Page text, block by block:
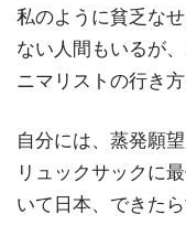
私のように貧乏な
ない人間もいるが
ニマリストの行き
自分には、蒸発願
リュックサックに
いて日本、できた